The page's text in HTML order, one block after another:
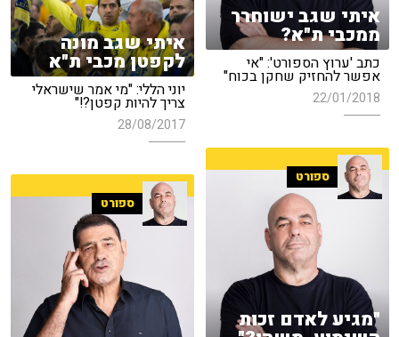
איתי שגב ישוחרר
ממכבי ת"א?
כתב 'ערוץ הספורט': "אי
אפשר להחזיק שחקן בכוח"
22/01/2018
איתי שגב מונה
לקפטן מכבי ת"א
יוני הללי: "מי אמר שישראלי
צריך להיות קפטן?!"
28/08/2017
ספורט
"מגיע לאדם זכות
ספורט